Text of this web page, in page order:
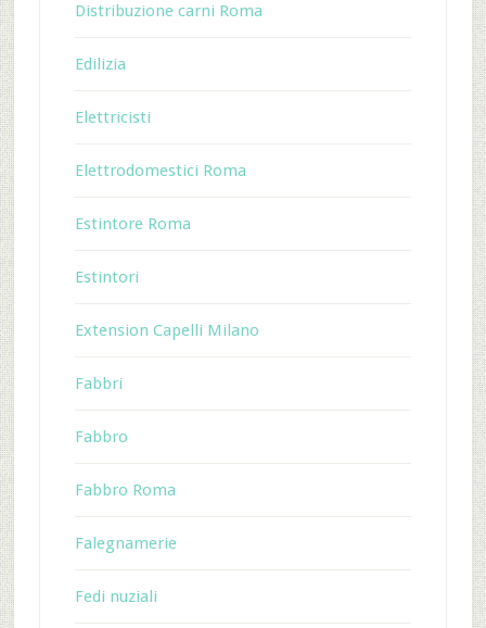
Distribuzione carni Roma
Edilizia
Elettricisti
Elettrodomestici Roma
Estintore Roma
Estintori
Extension Capelli Milano
Fabbri
Fabbro
Fabbro Roma
Falegnamerie
Fedi nuziali